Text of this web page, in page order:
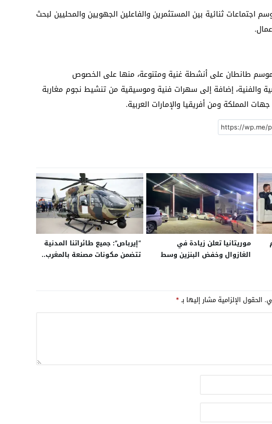
ثنائية بين المستثمرين والفاعلين الجهويين والمحليين لبحث
برنامج دورة 2017 لموسم طانطان على أنشطة غنية ومتنوعة، منها على الخصوص
والفنية، إضافة إلى سهرات فنية وموسيقية من تنشيط نجوم مغاربة
المملكة ومن أفريقيا والإمارات العربية.
موريتانيا تعلن زيادة في
الغازوال وخفض البنزين وسط
“إيرباص”: جميع طائراتنا المدنية
تتضمن مكونات مصنعة بالمغرب..
الحقول الإلزامية مشار إليها بـ*